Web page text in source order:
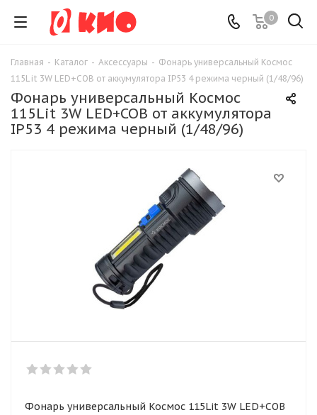
0
Главная - Каталог - Аксессуары - Фонарь универсальный Космос
115Lit 3W LED+COB от аккумулятора IP53 4 режима черный (1/48/96)
Фонарь универсальный Космос
115Lit 3W LED+COB от аккумулятора
IP53 4 режима черный (1/48/96)
Фонарь универсальный Космос 115Lit 3W LED+COB